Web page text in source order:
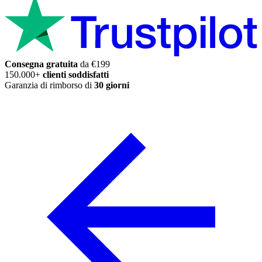
Consegna gratuita da €199
150.000+ clienti soddisfatti
Garanzia di rimborso di 30 giorni